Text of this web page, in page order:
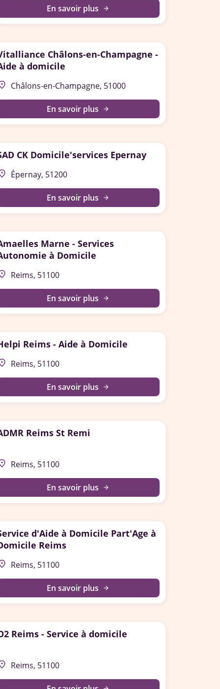
En savoir plus arrow_forward
Châlons-en-Champagne -
à domicile
Châlons-en-Champagne, 51000
En savoir plus arrow_forward
CK Domicile'services Epernay
Épernay, 51200
En savoir plus arrow_forward
Marne - Services
à Domicile
Reims, 51100
En savoir plus arrow_forward
Reims - Aide à Domicile
Reims, 51100
En savoir plus arrow_forward
Reims St Remi
Reims, 51100
En savoir plus arrow_forward
d'Aide à Domicile Part'Age à
Reims
Reims, 51100
En savoir plus arrow_forward
Reims - Service à domicile
Reims, 51100